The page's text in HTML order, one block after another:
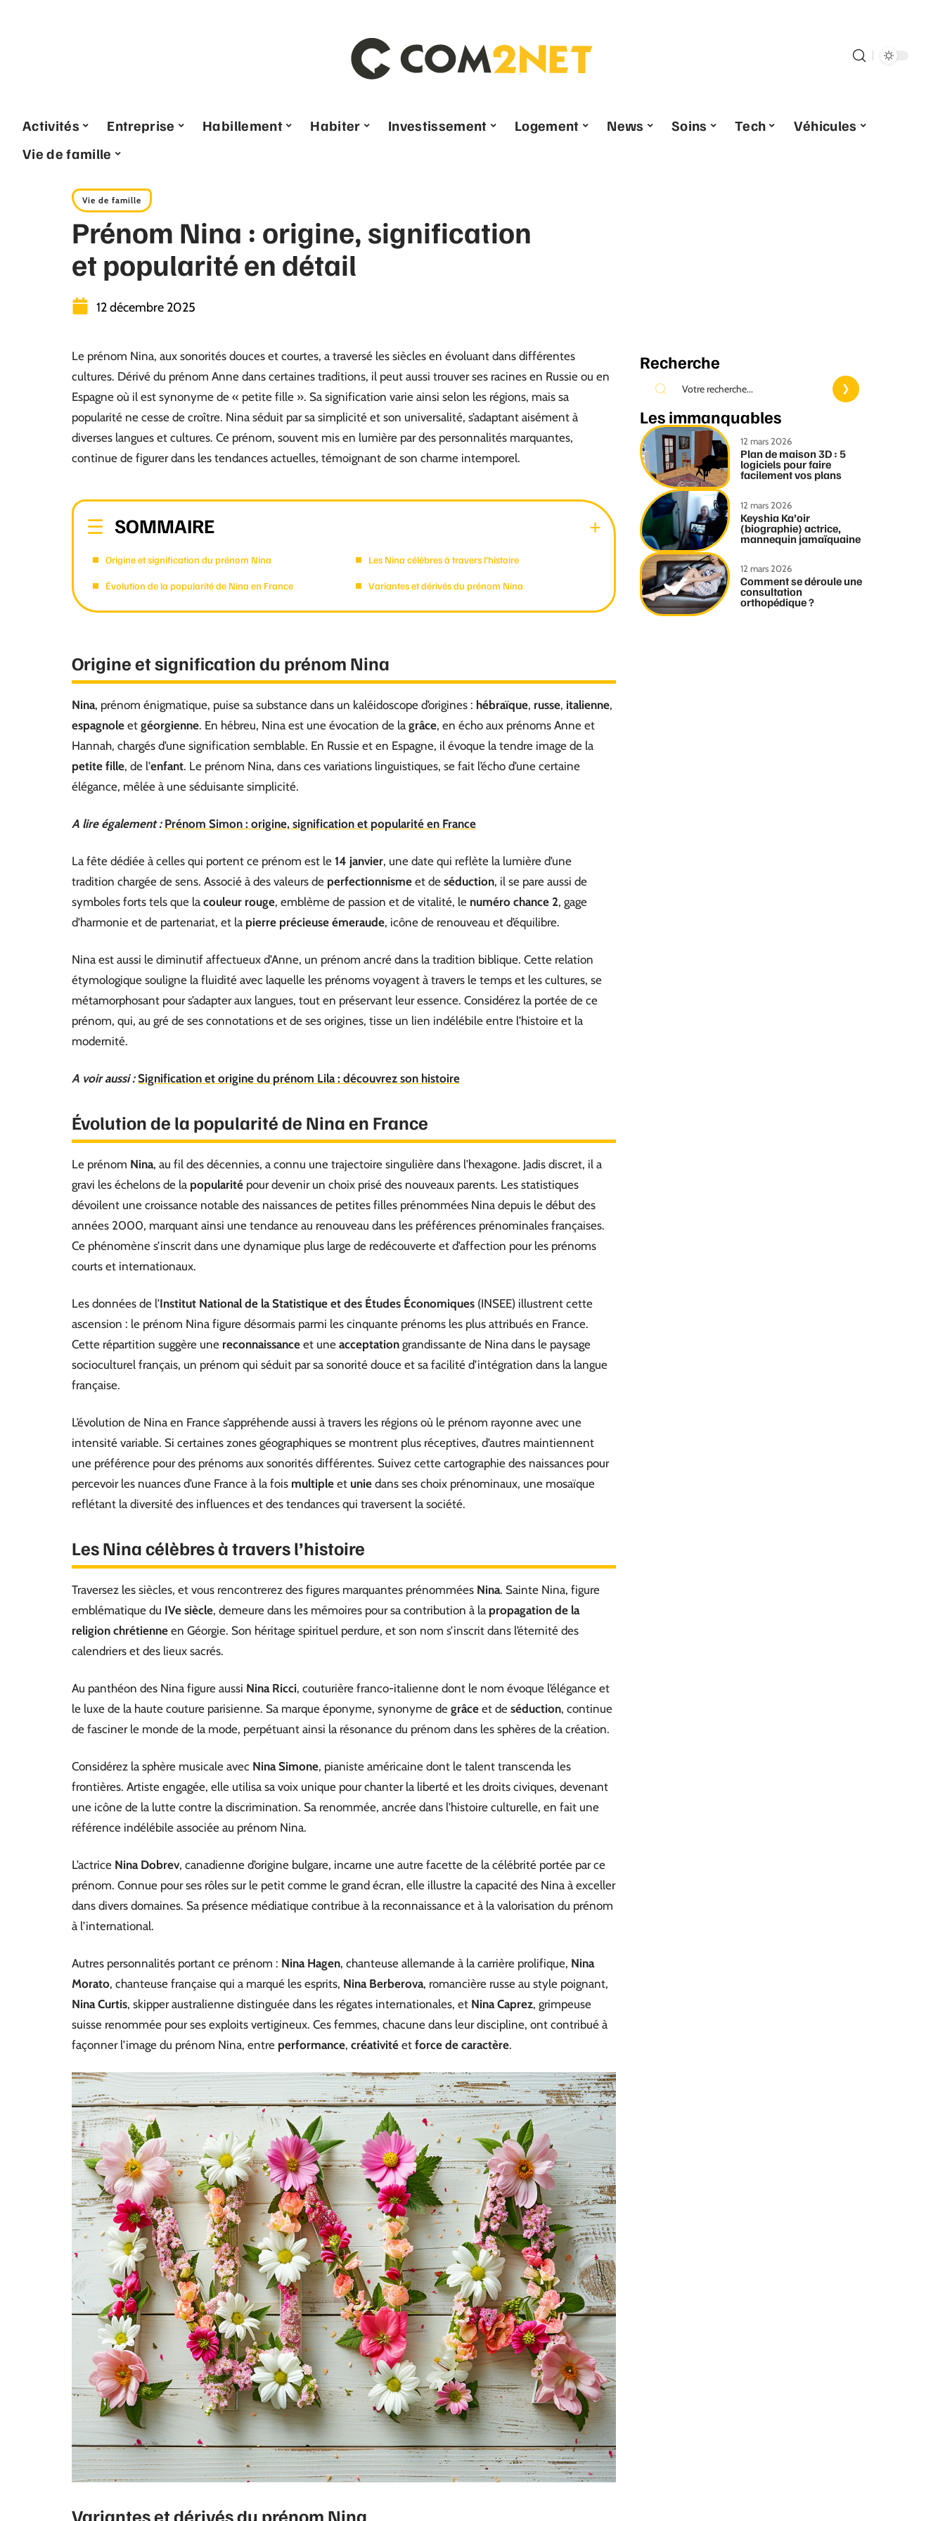
Activités Entreprise Habillement Habiter Investissement Logement News Soins Tech
Véhicules
Vie de famille
Vie de famille
Prénom Nina : origine, signification
et popularité en détail
12 décembre 2025
Le prénom Nina, aux sonorités douces et courtes, a traversé les siècles en évoluant dans différentes
cultures. Dérivé du prénom Anne dans certaines traditions, il peut aussi trouver ses racines en Russie ou en
Espagne où il est synonyme de « petite fille ». Sa signification varie ainsi selon les régions, mais sa
popularité ne cesse de croître. Nina séduit par sa simplicité et son universalité, s’adaptant aisément à
diverses langues et cultures. Ce prénom, souvent mis en lumière par des personnalités marquantes,
continue de figurer dans les tendances actuelles, témoignant de son charme intemporel.
SOMMAIRE
Origine et signification du prénom Nina
Évolution de la popularité de Nina en France
Les Nina célèbres à travers l’histoire
Variantes et dérivés du prénom Nina
Origine et signification du prénom Nina
Nina, prénom énigmatique, puise sa substance dans un kaléidoscope d’origines : hébraïque, russe, italienne,
espagnole et géorgienne. En hébreu, Nina est une évocation de la grâce, en écho aux prénoms Anne et
Hannah, chargés d’une signification semblable. En Russie et en Espagne, il évoque la tendre image de la
petite fille, de l’enfant. Le prénom Nina, dans ces variations linguistiques, se fait l’écho d’une certaine
élégance, mêlée à une séduisante simplicité.
A lire également : Prénom Simon : origine, signification et popularité en France
La fête dédiée à celles qui portent ce prénom est le 14 janvier, une date qui reflète la lumière d’une
tradition chargée de sens. Associé à des valeurs de perfectionnisme et de séduction, il se pare aussi de
symboles forts tels que la couleur rouge, emblème de passion et de vitalité, le numéro chance 2, gage
d’harmonie et de partenariat, et la pierre précieuse émeraude, icône de renouveau et d’équilibre.
Nina est aussi le diminutif affectueux d’Anne, un prénom ancré dans la tradition biblique. Cette relation
étymologique souligne la fluidité avec laquelle les prénoms voyagent à travers le temps et les cultures, se
métamorphosant pour s’adapter aux langues, tout en préservant leur essence. Considérez la portée de ce
prénom, qui, au gré de ses connotations et de ses origines, tisse un lien indélébile entre l’histoire et la
modernité.
A voir aussi : Signification et origine du prénom Lila : découvrez son histoire
Évolution de la popularité de Nina en France
Le prénom Nina, au fil des décennies, a connu une trajectoire singulière dans l’hexagone. Jadis discret, il a
gravi les échelons de la popularité pour devenir un choix prisé des nouveaux parents. Les statistiques
dévoilent une croissance notable des naissances de petites filles prénommées Nina depuis le début des
années 2000, marquant ainsi une tendance au renouveau dans les préférences prénominales françaises.
Ce phénomène s’inscrit dans une dynamique plus large de redécouverte et d’affection pour les prénoms
courts et internationaux.
Les données de l’Institut National de la Statistique et des Études Économiques (INSEE) illustrent cette
ascension : le prénom Nina figure désormais parmi les cinquante prénoms les plus attribués en France.
Cette répartition suggère une reconnaissance et une acceptation grandissante de Nina dans le paysage
socioculturel français, un prénom qui séduit par sa sonorité douce et sa facilité d’intégration dans la langue
française.
L’évolution de Nina en France s’appréhende aussi à travers les régions où le prénom rayonne avec une
intensité variable. Si certaines zones géographiques se montrent plus réceptives, d’autres maintiennent
une préférence pour des prénoms aux sonorités différentes. Suivez cette cartographie des naissances pour
percevoir les nuances d’une France à la fois multiple et unie dans ses choix prénominaux, une mosaïque
reflétant la diversité des influences et des tendances qui traversent la société.
Les Nina célèbres à travers l’histoire
Traversez les siècles, et vous rencontrerez des figures marquantes prénommées Nina. Sainte Nina, figure
emblématique du IVe siècle, demeure dans les mémoires pour sa contribution à la propagation de la
religion chrétienne en Géorgie. Son héritage spirituel perdure, et son nom s’inscrit dans l’éternité des
calendriers et des lieux sacrés.
Au panthéon des Nina figure aussi Nina Ricci, couturière franco-italienne dont le nom évoque l’élégance et
le luxe de la haute couture parisienne. Sa marque éponyme, synonyme de grâce et de séduction, continue
de fasciner le monde de la mode, perpétuant ainsi la résonance du prénom dans les sphères de la création.
Considérez la sphère musicale avec Nina Simone, pianiste américaine dont le talent transcenda les
frontières. Artiste engagée, elle utilisa sa voix unique pour chanter la liberté et les droits civiques, devenant
une icône de la lutte contre la discrimination. Sa renommée, ancrée dans l’histoire culturelle, en fait une
référence indélébile associée au prénom Nina.
L’actrice Nina Dobrev, canadienne d’origine bulgare, incarne une autre facette de la célébrité portée par ce
prénom. Connue pour ses rôles sur le petit comme le grand écran, elle illustre la capacité des Nina à exceller
dans divers domaines. Sa présence médiatique contribue à la reconnaissance et à la valorisation du prénom
à l’international.
Autres personnalités portant ce prénom : Nina Hagen, chanteuse allemande à la carrière prolifique, Nina
Morato, chanteuse française qui a marqué les esprits, Nina Berberova, romancière russe au style poignant,
Nina Curtis, skipper australienne distinguée dans les régates internationales, et Nina Caprez, grimpeuse
suisse renommée pour ses exploits vertigineux. Ces femmes, chacune dans leur discipline, ont contribué à
façonner l’image du prénom Nina, entre performance, créativité et force de caractère.
Variantes et dérivés du prénom Nina
Recherche
Les immanquables
12 mars 2026
Plan de maison 3D : 5
logiciels pour faire
facilement vos plans
12 mars 2026
Keyshia Ka’oir
(biographie) actrice,
mannequin jamaïquaine
12 mars 2026
Comment se déroule une
consultation
orthopédique ?